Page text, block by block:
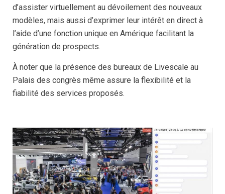
d’assister virtuellement au dévoilement des nouveaux
modèles, mais aussi d’exprimer leur intérêt en direct à
l’aide d’une fonction unique en Amérique facilitant la
génération de prospects.
À noter que la présence des bureaux de Livescale au
Palais des congrès même assure la flexibilité et la
fiabilité des services proposés.